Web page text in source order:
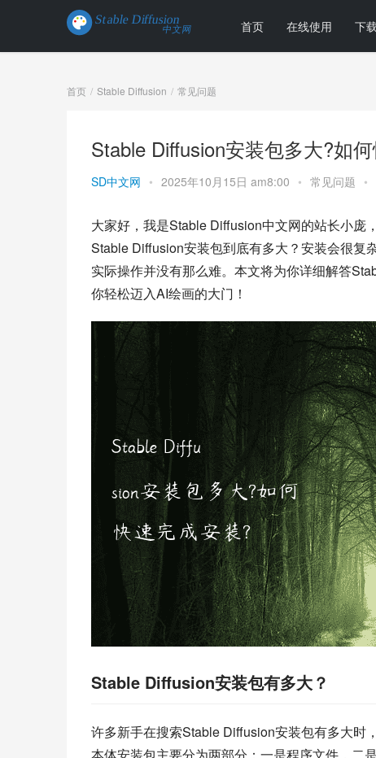
首页 在线使用 下
首页 Stable Diffusion 常见问题
Stable Diffusion安装包多大?如
SD中文网 • 2025年10月15日 am8:00 • 常见问题 •
大家好，我是Stable Diffusion中文网的站长小庞
Stable Diffusion安装包到底有多大？安装会很复
实际操作并没有那么难。本文将为你详细解答
你轻松迈入AI绘画的大门！
Stable Diffusion安装包有多大？
许多新手在搜索Stable Diffusion安装包有多大时